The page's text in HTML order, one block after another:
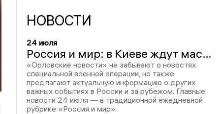
НОВОСТИ
24 июля
Россия и мир: в Киеве ждут массированный ракетный удар, огненное ДТП в Татарстане, раскрытое в США убийство через 14 лет
«Орловские новости» не забывают о новостях
специальной военной операции, но также
предлагают актуальную информацию о других
важных событиях в России и за рубежом. Главные
новости 24 июля — в традиционной ежедневной
рубрике «Россия и мир».